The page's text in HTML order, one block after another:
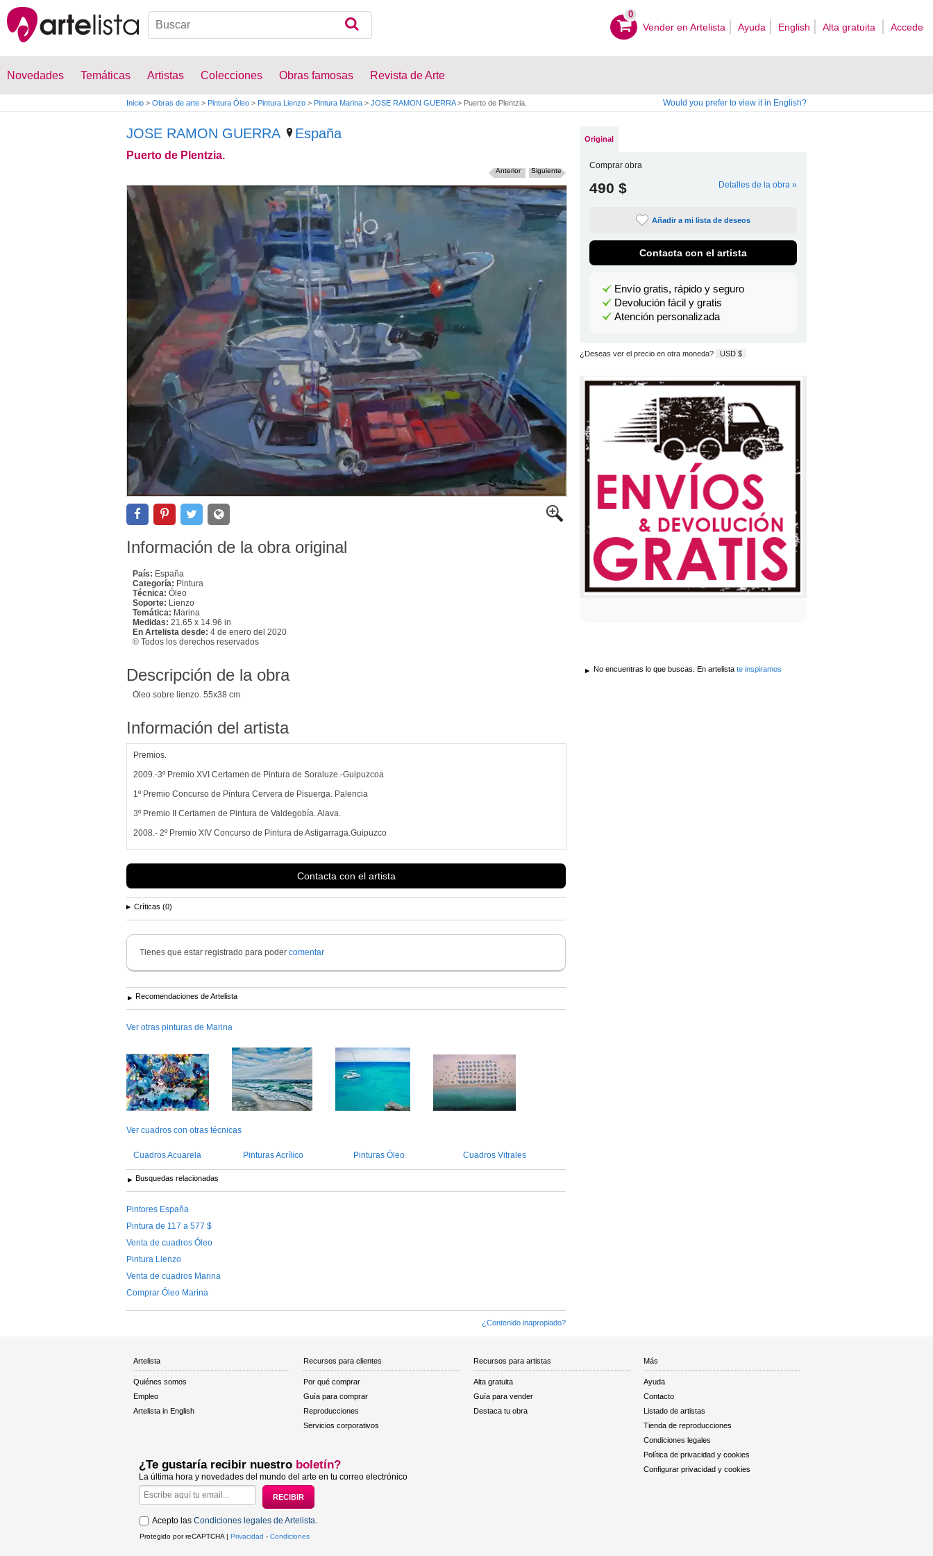
0
Vender en Artelista Ayuda English Alta gratuita Accede
Novedades Temáticas Artistas Colecciones Obras famosas Revista de Arte
Inicio > Obras de arte > Pintura Óleo > Pintura Lienzo > Pintura Marina > JOSE RAMON GUERRA > Puerto de Plentzia. Would you prefer to view it in English?
JOSE RAMON GUERRA España
Puerto de Plentzia.
Siguiente
Anterior
Información de la obra original
País: España
Categoría: Pintura
Técnica: Óleo
Soporte: Lienzo
Temática: Marina
Medidas: 21.65 x 14.96 in
En Artelista desde: 4 de enero del 2020
© Todos los derechos reservados
Descripción de la obra
Oleo sobre lienzo. 55x38 cm
Información del artista
Premios.
2009.-3º Premio XVI Certamen de Pintura de Soraluze.-Guipuzcoa
1º Premio Concurso de Pintura Cervera de Pisuerga. Palencia
3º Premio II Certamen de Pintura de Valdegobía. Alava.
2008.- 2º Premio XIV Concurso de Pintura de Astigarraga.Guipuzco
2º Premio I Concurso de Pintura de Ea. Vizcaya.
2º Premio Concurso de Pintura de Barrika. Vizcaya
3º Premio Concurso de Pintura de Deba. Guipuzcoa.
1º Premio XI...
Ver más información deJOSE RAMON GUERRA
Contacta con el artista
Críticas (0)
Tienes que estar registrado para poder comentar
Recomendaciones de Artelista
Ver otras pinturas de Marina
Ver cuadros con otras técnicas
Cuadros Acuarela Pinturas Acrílico Pinturas Óleo Cuadros Vitrales
Busquedas relacionadas
Pintores España
Pintura de 117 a 577 $
Venta de cuadros Óleo
Pintura Lienzo
Venta de cuadros Marina
Comprar Óleo Marina
¿Contenido inapropiado?
Original
Comprar obra
490 $ Detalles de la obra »
Añadir a mi lista de deseos
Contacta con el artista
Envío gratis, rápido y seguro
Devolución fácil y gratis
Atención personalizada
¿Deseas ver el precio en otra moneda? USD $
No encuentras lo que buscas. En artelista te inspiramos
Artelista
Quiénes somos
Empleo
Artelista in English
Recursos para clientes
Por qué comprar
Guía para comprar
Reproducciones
Servicios corporativos
Recursos para artistas
Alta gratuita
Guía para vender
Destaca tu obra
Más
Ayuda
Contacto
Listado de artistas
Tienda de reproducciones
Condiciones legales
Política de privacidad y cookies
Configurar privacidad y cookies
¿Te gustaría recibir nuestro boletín?
La última hora y novedades del mundo del arte en tu correo electrónico
Acepto las Condiciones legales de Artelista
Protegido por reCAPTCHA | Privacidad - Condiciones